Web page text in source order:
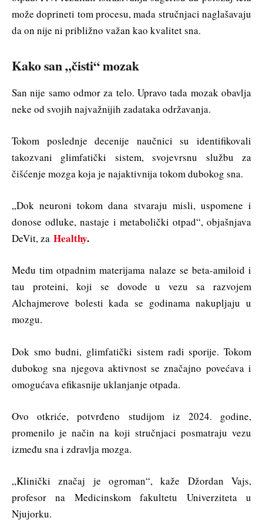
može doprineti tom procesu, mada stručnjaci naglašavaju
da on nije ni približno važan kao kvalitet sna.
Kako san „čisti“ mozak
San nije samo odmor za telo. Upravo tada mozak obavlja
neke od svojih najvažnijih zadataka održavanja.
Tokom poslednje decenije naučnici su identifikovali
takozvani glimfatički sistem, svojevrsnu službu za
čišćenje mozga koja je najaktivnija tokom dubokog sna.
„Dok neuroni tokom dana stvaraju misli, uspomene i
donose odluke, nastaje i metabolički otpad“, objašnjava
DeVit, za Healthy.
Među tim otpadnim materijama nalaze se beta-amiloid i
tau proteini, koji se dovode u vezu sa razvojem
Alchajmerove bolesti kada se godinama nakupljaju u
mozgu.
Dok smo budni, glimfatički sistem radi sporije. Tokom
dubokog sna njegova aktivnost se značajno povećava i
omogućava efikasnije uklanjanje otpada.
Ovo otkriće, potvrđeno studijom iz 2024. godine,
promenilo je način na koji stručnjaci posmatraju vezu
između sna i zdravlja mozga.
„Klinički značaj je ogroman“, kaže Džordan Vajs,
profesor na Medicinskom fakultetu Univerziteta u
Njujorku.